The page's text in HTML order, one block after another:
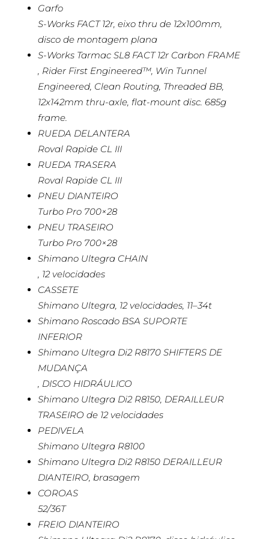
Garfo
S-Works FACT 12r, eixo thru de 12x100mm,
disco de montagem plana
S-Works Tarmac SL8 FACT 12r Carbon FRAME
, Rider First Engineered™, Win Tunnel
Engineered, Clean Routing, Threaded BB,
12x142mm thru-axle, flat-mount disc. 685g
frame.
RUEDA DELANTERA
Roval Rapide CL III
RUEDA TRASERA
Roval Rapide CL III
PNEU DIANTEIRO
Turbo Pro 700×28
PNEU TRASEIRO
Turbo Pro 700×28
Shimano Ultegra CHAIN
, 12 velocidades
CASSETE
Shimano Ultegra, 12 velocidades, 11–34t
Shimano Roscado BSA SUPORTE
INFERIOR
Shimano Ultegra Di2 R8170 SHIFTERS DE
MUDANÇA
, DISCO HIDRÁULICO
Shimano Ultegra Di2 R8150, DERAILLEUR
TRASEIRO de 12 velocidades
PEDIVELA
Shimano Ultegra R8100
Shimano Ultegra Di2 R8150 DERAILLEUR
DIANTEIRO, brasagem
COROAS
52/36T
FREIO DIANTEIRO